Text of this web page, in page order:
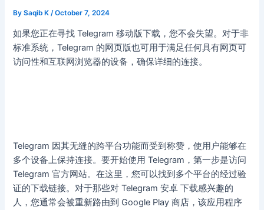
BySaqib K/October 7, 2024
如果您正在寻找 Telegram 移动版下载，您不会失望。对于非
标准系统，Telegram 的网页版也可用于满足任何具有网页可
访问性和互联网浏览器的设备，确保详细的连接。
Telegram 因其无缝的跨平台功能而受到称赞，使用户能够在
多个设备上保持连接。要开始使用 Telegram，第一步是访问
Telegram 官方网站。在这里，您可以找到多个平台的经过验
证的下载链接。对于那些对 Telegram 安卓 下载感兴趣的
人，您通常会被重新路由到 Google Play 商店，该应用程序